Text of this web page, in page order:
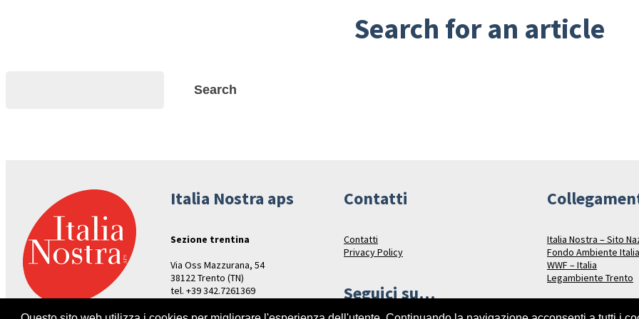
Search for an article
Search
Italia Nostra aps
Sezione trentina
Via Oss Mazzurana, 54
38122 Trento (TN)
tel. +39 342.7261369
Contatti
Contatti
Privacy Policy
Seguici su…
Italia Nostra – Sito
Fondo Ambiente
WWF – Italia
Legambiente Trento